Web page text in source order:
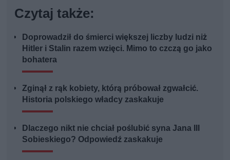
Czytaj także:
Doprowadził do śmierci większej liczby ludzi niż
Hitler i Stalin razem wzięci. Mimo to czczą go jako
bohatera
Zginął z rąk kobiety, którą próbował zgwałcić.
Historia polskiego władcy zaskakuje
Dlaczego nikt nie chciał poślubić syna Jana III
Sobieskiego? Odpowiedź zaskakuje